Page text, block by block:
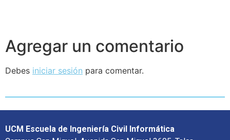
Agregar un comentario
Debes iniciar sesión para comentar.
UCM Escuela de Ingeniería Civil Informática